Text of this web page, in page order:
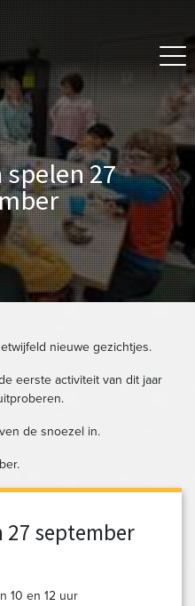
27
nieuwe gezichtjes.
eerste activiteit van dit jaar
de snoezel in.
27 september
10 en 12 uur